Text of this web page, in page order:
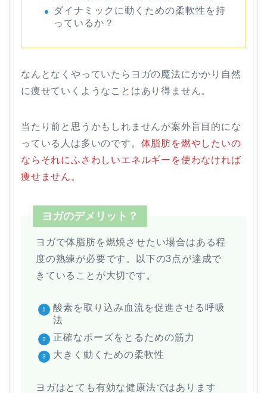
ダイナミックに動くための柔軟性を持
っているか？
なんとなくやっていたらヨガの魔法にかかり自然
に痩せていくようなことはあり得ません。
当たり前と思うかもしれませんが案外盲目的にな
っている人は多いのです。 体脂肪を燃やしたいの
ならそれにふさわしいエネルギーを使わなければ
痩せません。
ヨガのデメリット？
ヨガで体脂肪を燃焼させたい場合はある程
度の熟練が必要です。以下の3点が達成で
きていることが大切です。
酸素を取り込み血流を促進させる呼吸
法
正確なポーズをとるための筋力
大きく動くための柔軟性
ヨガはとても有効な健康法ではあります